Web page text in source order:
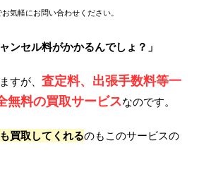
お気軽にお問い合わせください。
ンセル料がかかるんでしょ？」
すが、 査定料、出張手数料等一
無料の買取サービスなのです。
買取してくれるのもこのサービスの